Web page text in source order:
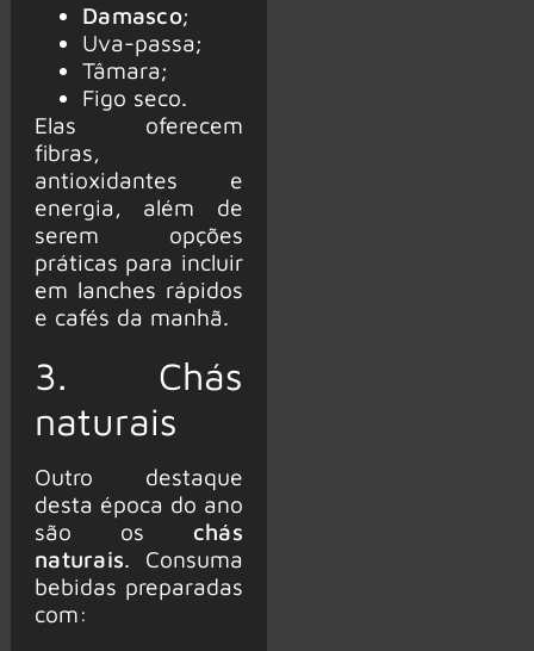
Damasco;
Uva-passa;
Tâmara;
Figo seco.
Elas oferecem
fibras,
antioxidantes e
energia, além de
serem opções
práticas para incluir
em lanches rápidos
e cafés da manhã.
3. Chás
naturais
Outro destaque
desta época do ano
são os chás
naturais. Consuma
bebidas preparadas
com: